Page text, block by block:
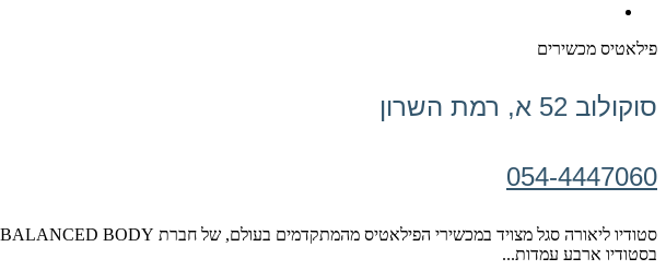
פילאטיס מכשירים
סוקולוב 52 א, רמת השרון
054-4447060
בסטודיו ארבע עמדות...